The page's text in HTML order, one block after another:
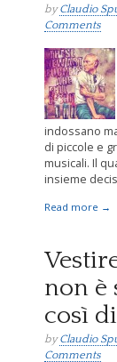
byClaudio
Comments
indossano
di piccole e
musicali. Il
insieme
Read more →
non è
così
byClaudio
Comments